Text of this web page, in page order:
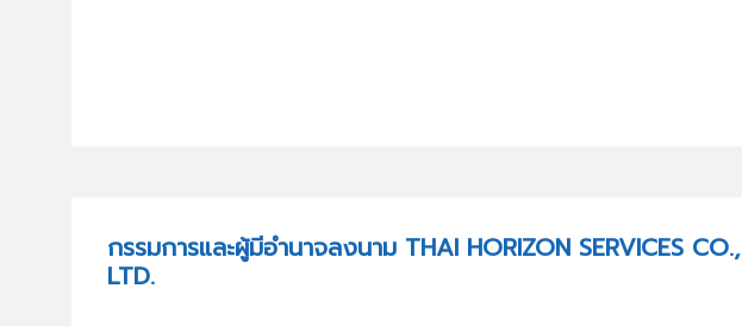
กรรมการและผู้มีอำนาจลงนาม THAI HORIZON SERVICES CO.,
LTD.